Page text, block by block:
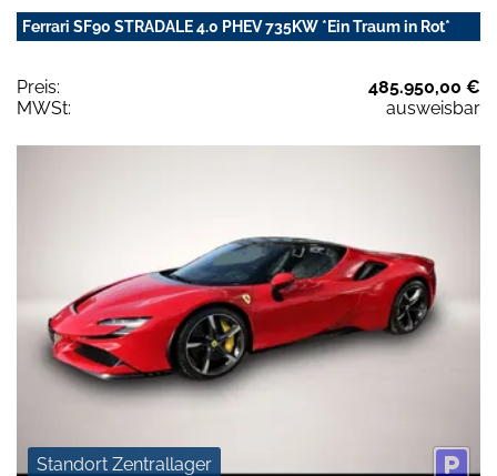
Ferrari SF90 STRADALE 4.0 PHEV 735KW *Ein Traum in Rot*
Preis:
485.950,00 €
MWSt:
ausweisbar
Standort Zentrallager